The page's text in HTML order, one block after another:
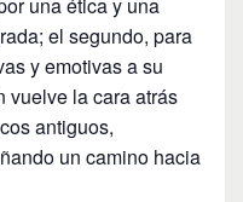
el segundo, para
y emotivas a su
vuelve la cara atrás
antiguos,
un camino hacia